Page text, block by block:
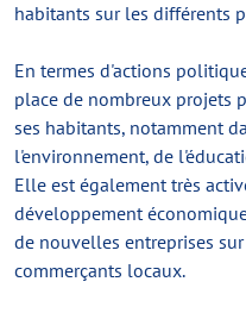
habitants sur les différents
En termes d'actions
place de nombreux projets
ses habitants, notamment
l'environnement, de
Elle est également très
développement
de nouvelles entreprises
commerçants locaux.